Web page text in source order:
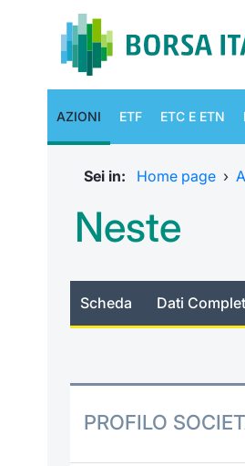
AZIONI ETF ETC E ETN
Sei in: Home page ›
Neste
Scheda Dati
PROFILO